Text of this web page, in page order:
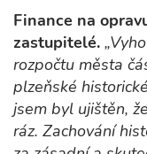
Finance na
zastupitelé.
rozpočtu města
plzeňské
jsem byl ujištěn,
ráz. Zachování